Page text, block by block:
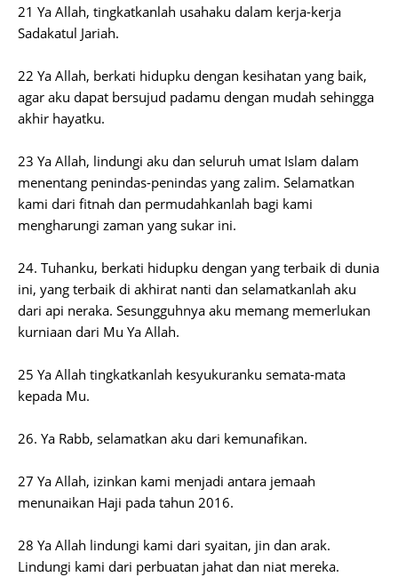
21 Ya Allah, tingkatkanlah usahaku dalam kerja-kerja
Sadakatul Jariah.
22 Ya Allah, berkati hidupku dengan kesihatan yang baik,
agar aku dapat bersujud padamu dengan mudah sehingga
akhir hayatku.
23 Ya Allah, lindungi aku dan seluruh umat Islam dalam
menentang penindas-penindas yang zalim. Selamatkan
kami dari fitnah dan permudahkanlah bagi kami
mengharungi zaman yang sukar ini.
24. Tuhanku, berkati hidupku dengan yang terbaik di dunia
ini, yang terbaik di akhirat nanti dan selamatkanlah aku
dari api neraka. Sesungguhnya aku memang memerlukan
kurniaan dari Mu Ya Allah.
25 Ya Allah tingkatkanlah kesyukuranku semata-mata
kepada Mu.
26. Ya Rabb, selamatkan aku dari kemunafikan.
27 Ya Allah, izinkan kami menjadi antara jemaah
menunaikan Haji pada tahun 2016.
28 Ya Allah lindungi kami dari syaitan, jin dan arak.
Lindungi kami dari perbuatan jahat dan niat mereka.